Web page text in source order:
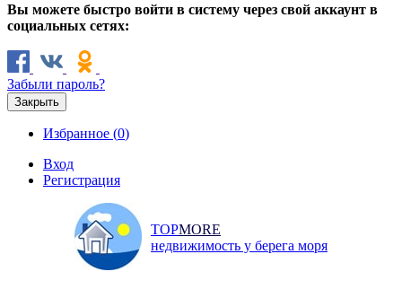
Вы можете быстро войти в систему через свой аккаунт в
социальных сетях:
Забыли пароль?
Закрыть
Избранное (0)
Вход
Регистрация
TOPMORE
недвижимость у берега моря